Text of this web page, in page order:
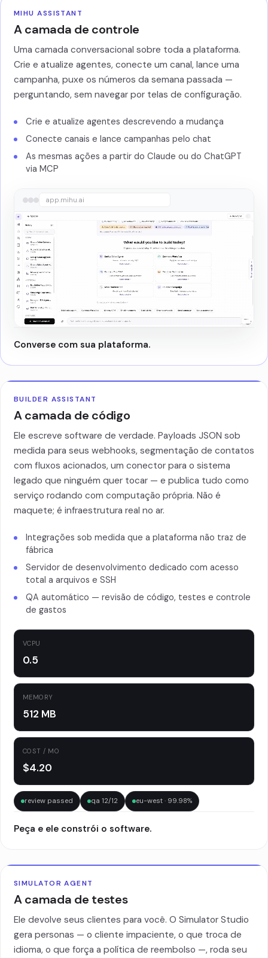
MIHU ASSISTANT
A camada de controle
Uma camada conversacional sobre toda a plataforma.
Crie e atualize agentes, conecte um canal, lance uma
campanha, puxe os números da semana passada —
perguntando, sem navegar por telas de configuração.
Crie e atualize agentes descrevendo a mudança
Conecte canais e lance campanhas pelo chat
As mesmas ações a partir do Claude ou do ChatGPT
via MCP
app.mihu.ai
Converse com sua plataforma.
BUILDER ASSISTANT
A camada de código
Ele escreve software de verdade. Payloads JSON sob
medida para seus webhooks, segmentação de contatos
com fluxos acionados, um conector para o sistema
legado que ninguém quer tocar — e publica tudo como
serviço rodando com computação própria. Não é
maquete; é infraestrutura real no ar.
Integrações sob medida que a plataforma não traz de
fábrica
Servidor de desenvolvimento dedicado com acesso
total a arquivos e SSH
QA automático — revisão de código, testes e controle
de gastos
VCPU
0.5
MEMORY
512 MB
COST / MO
$4.20
review passed qa 12/12 eu-west · 99.98%
Peça e ele constrói o software.
SIMULATOR AGENT
A camada de testes
Ele devolve seus clientes para você. O Simulator Studio
gera personas — o cliente impaciente, o que troca de
idioma, o que força a política de reembolso —, roda seu